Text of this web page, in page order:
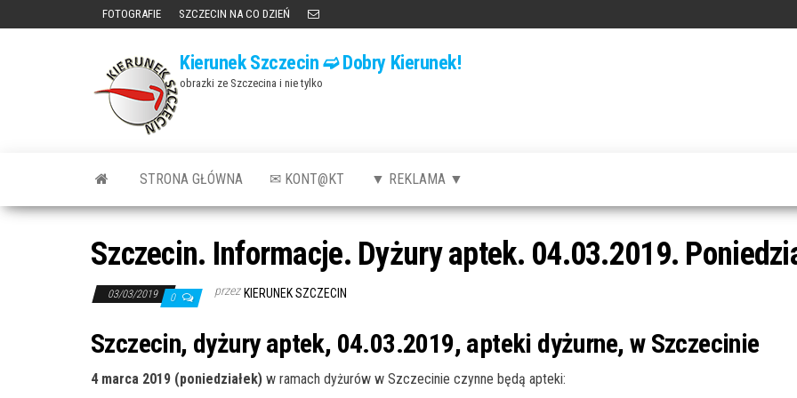
FOTOGRAFIE SZCZECIN NA CO DZIEŃ
Kierunek Szczecin ➫ Dobry Kierunek!
obrazki ze Szczecina i nie tylko
STRONA GŁÓWNA ✉ KONT@KT ▼ REKLAMA ▼
Szczecin. Informacje. Dyżury aptek. 04.03.2019.
03/03/2019 0 przez KIERUNEK SZCZECIN
Szczecin, dyżury aptek, 04.03.2019, apteki dyżurne, w Szczecinie
4 marca 2019 (poniedziałek) w ramach dyżurów w Szczecinie czynne będą apteki: